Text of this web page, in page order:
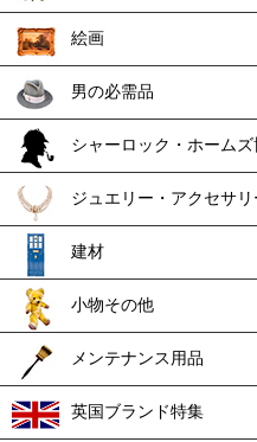
絵画
男の必需品
シャーロック・ホーム
ジュエリー・アクセサリ
建材
小物その他
メンテナンス用品
英国ブランド特集